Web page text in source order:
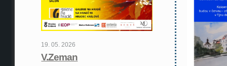
19. 05. 2026
V.Zeman